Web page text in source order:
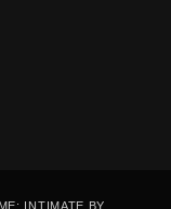
INTIMATE BY